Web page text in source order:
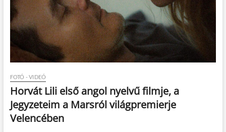
FOTÓ - VIDEÓ
Horvát Lili első angol nyelvű filmje, a
Jegyzeteim a Marsról világpremierje
Velencében